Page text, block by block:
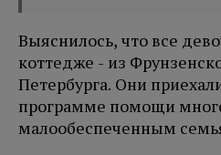
Выяснилось, что все
коттедже - из
Петербурга. Они
программе помощи
малообеспеченным